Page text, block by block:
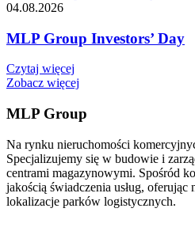
04.08.2026
MLP Group Investors’ Day
Czytaj więcej
Zobacz więcej
MLP Group
Na rynku nieruchomości
Specjalizujemy się w budowie i
centrami magazynowymi. Spośród
jakością świadczenia usług,
lokalizacje parków logistycznych.